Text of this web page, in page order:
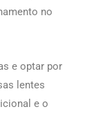
no
e optar por
lentes
e o